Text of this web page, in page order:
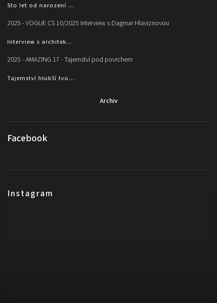
Sto let od narození ...
2025 - VOGUE CS 10/2025 Interview s Dagmar Hlaviznovou
Interview s architek...
2025 - AMAZING 17 - Tajemství pod povrchem
Tajemství hlubší tvo...
Archiv
Facebook
Instagram